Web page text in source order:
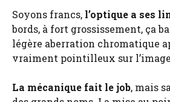
Soyons francs, l’optique a ses
bords, à fort grossissement, ça
légère aberration chromatique
vraiment pointilleux sur
La mécanique fait le job, mais